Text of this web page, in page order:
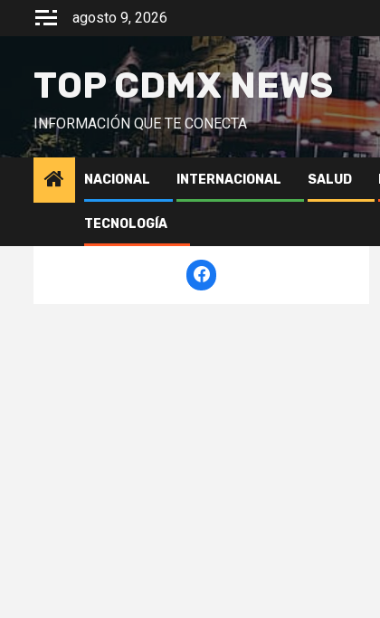
agosto 9, 2026
TOP CDMX NEWS
INFORMACIÓN QUE TE CONECTA
NACIONAL INTERNACIONAL SALUD
TECNOLOGÍA